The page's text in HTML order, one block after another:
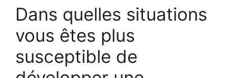
Dans quelles situations
vous êtes plus
susceptible de